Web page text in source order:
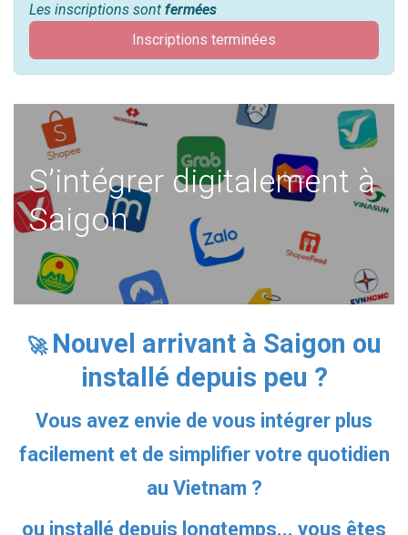
Les inscriptions sont fermées
Inscriptions terminées
S’intégrer digitalement à
Saigon
🚀 Nouvel arrivant à Saigon ou
installé depuis peu ?
Vous avez envie de vous intégrer plus
facilement et de simplifier votre quotidien
au Vietnam ?
ou installé depuis longtemps... vous êtes